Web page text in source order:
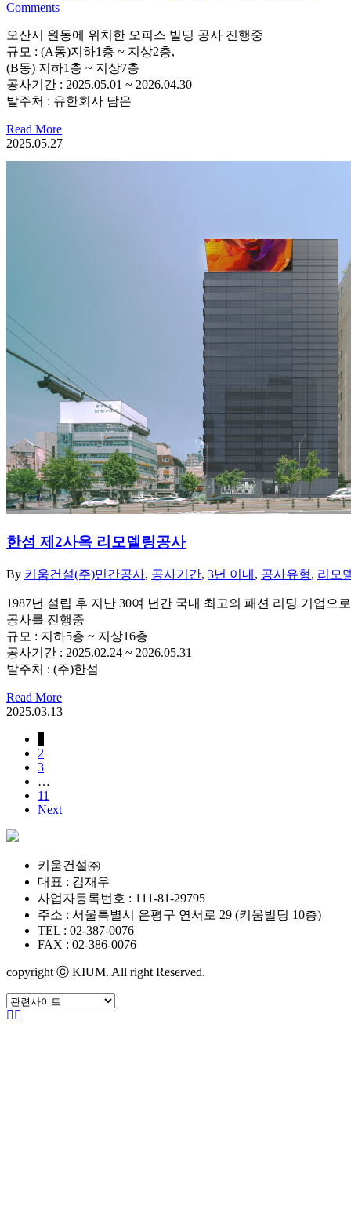
Comments
오산시 원동에 위치한 오피스 빌딩 공사 진행중
규모 : (A동)지하1층 ~ 지상2층,
(B동) 지하1층 ~ 지상7층
공사기간 : 2025.05.01 ~ 2026.04.30
발주처 : 유한회사 담은
Read More
2025.05.27
한섬 제2사옥 리모델링공사
By 키움건설(주)민간공사, 공사기간, 3년 이내 , 공사유형, 리모
1987년 설립 후 지난 30여 년간 국내 최고의 패션 리딩 기업으
공사를 진행중
규모 : 지하5층 ~ 지상16층
공사기간 : 2025.02.24 ~ 2026.05.31
발주처 : (주)한섬
Read More
2025.03.13
2
3
…
11
Next
키움건설㈜
대표 : 김재우
사업자등록번호 : 111-81-29795
주소 : 서울특별시 은평구 연서로 29 (키움빌딩 10층)
TEL : 02-387-0076
FAX : 02-386-0076
copyright ⓒ KIUM. All right Reserved.